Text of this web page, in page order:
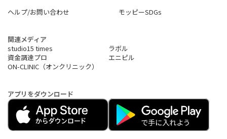
ヘルプ/お問い合わせ
モッピーSDGs
関連メディア
studio15 times
ラボル
資金調達プロ
エニピル
ON-CLINIC（オンクリニック）
アプリをダウンロード